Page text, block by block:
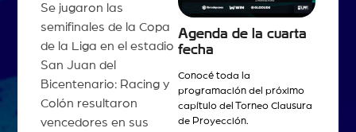
Se jugaron las
semifinales de la Copa
de la Liga en el estadio
San Juan del
Bicentenario: Racing y
Colón resultaron
vencedores en sus
Agenda de la cuarta
fecha
Conocé toda la
programación del próximo
capítulo del Torneo Clausura
de Proyección.